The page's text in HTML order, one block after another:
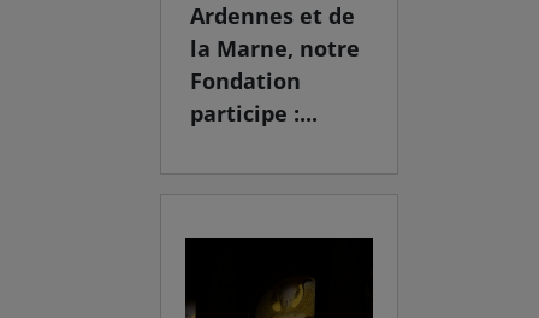
Ardennes et de
la Marne, notre
Fondation
participe :...